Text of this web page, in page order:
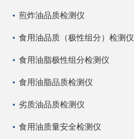
煎炸油品质检测仪
食用油品质（极性组分）检测仪
食用油脂极性组分检测仪
食用油脂品质检测仪
劣质油品质检测仪
食用油质量安全检测仪